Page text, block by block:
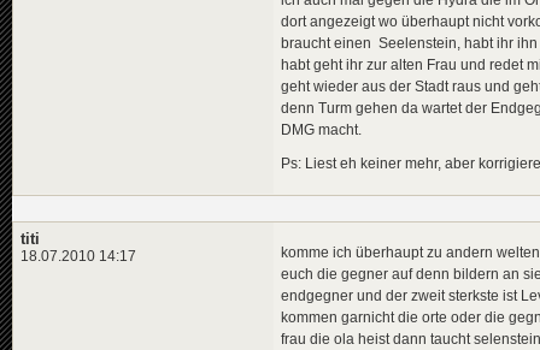
dort angezeigt wo überhaupt nicht
braucht einen Seelenstein, habt ihr
habt geht ihr zur alten Frau und redet
geht wieder aus der Stadt raus und
denn Turm gehen da wartet der
DMG macht.
Ps: Liest eh keiner mehr, aber
titi
18.07.2010 14:17
komme ich überhaupt zu andern
euch die gegner auf denn bildern an
endgegner und der zweit sterkste ist
kommen garnicht die orte oder die
frau die ola heist dann taucht